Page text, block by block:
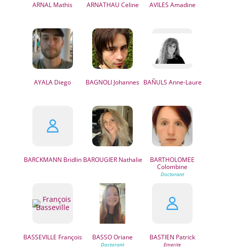
ARNAL Mathis ARNATHAU Celine AVILES Amadine
AYALA Diego BAGNOLI Johannes BAÑULS Anne-Laure
BARCKMANN Bridlin BAROUGIERNathalie
BARTHOLOMEE
Colombine
BASSEVILLE François BASSOOriane BASTIEN Patrick